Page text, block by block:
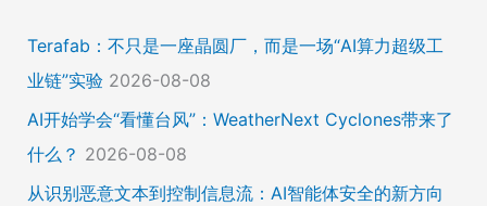
Terafab：不只是一座晶圆厂，而是一场“AI算力超级工
业链”实验 2026-08-08
AI开始学会“看懂台风”：WeatherNext Cyclones带来了
什么？ 2026-08-08
从识别恶意文本到控制信息流：AI智能体安全的新方向